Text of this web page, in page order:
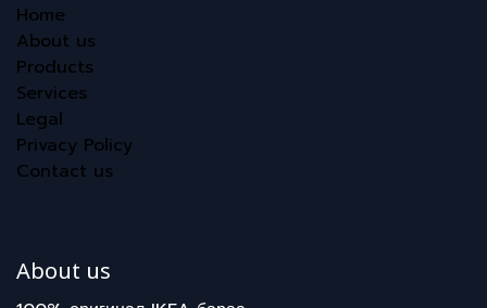
Home
About us
Products
Services
Legal
Privacy Policy
Contact us
About us